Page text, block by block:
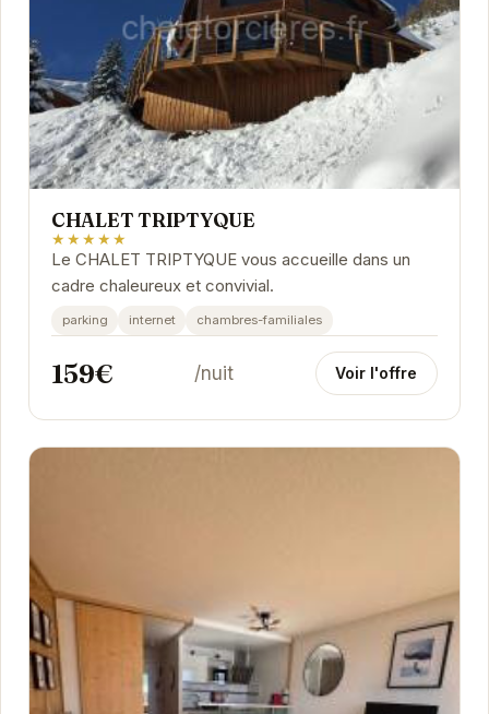
CHALET TRIPTYQUE
★★★★★
Le CHALET TRIPTYQUE vous accueille dans un
cadre chaleureux et convivial.
parking internet chambres-familiales
159€ /nuit Voir l'offre